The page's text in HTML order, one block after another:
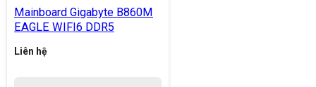
Mainboard Gigabyte B860M
EAGLE WIFI6 DDR5
Liên hệ